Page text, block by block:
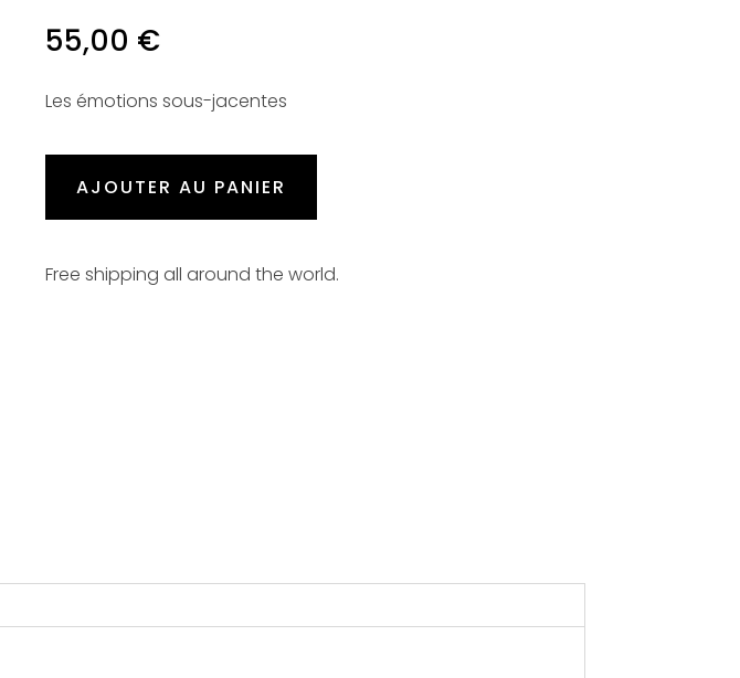
55,00 €
Les émotions sous-jacentes
AJOUTER AU PANIER
Free shipping all around the world.